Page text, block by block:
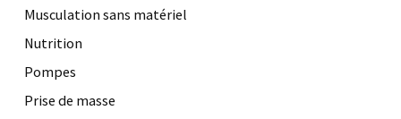
Musculation sans matériel
Nutrition
Pompes
Prise de masse